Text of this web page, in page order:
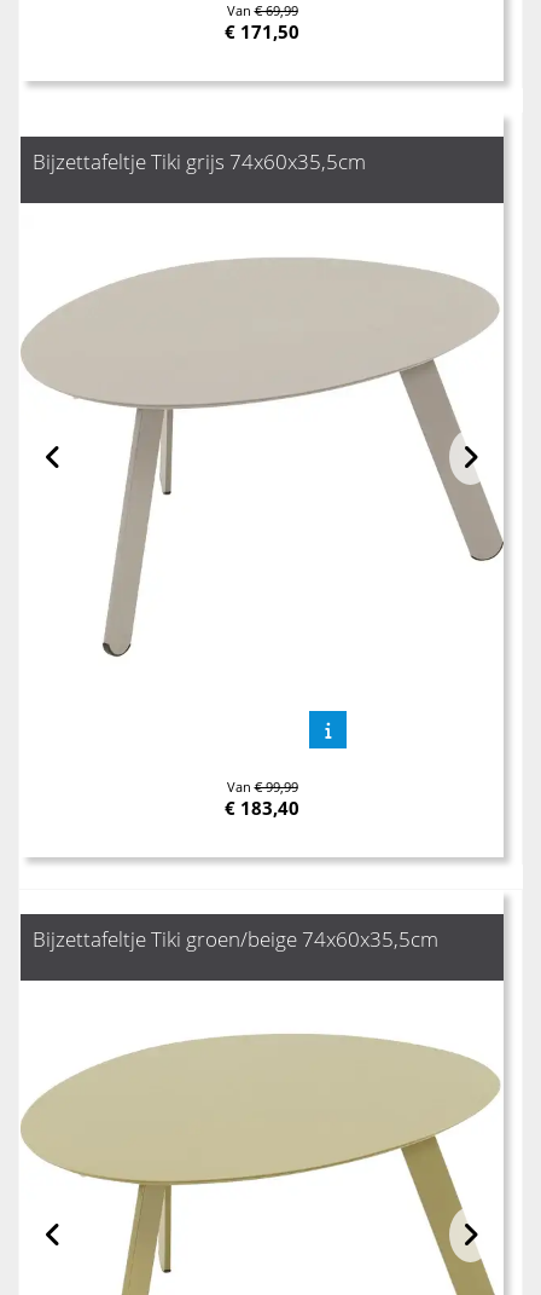
Van€ 69,99
€ 171,50
Bijzettafeltje Tiki grijs 74x60x35,5cm
Van€ 99,99
€ 183,40
Bijzettafeltje Tiki groen/beige 74x60x35,5cm